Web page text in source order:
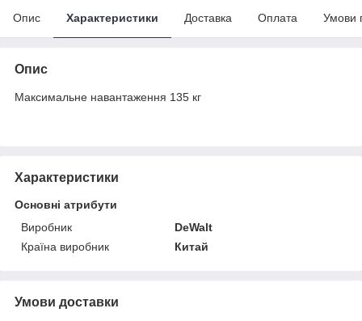
Опис Характеристики Доставка Оплата Умови
Опис
Максимальне навантаження 135 кг
Характеристики
Основні атрибути
Виробник
DeWalt
Країна виробник
Китай
Умови доставки